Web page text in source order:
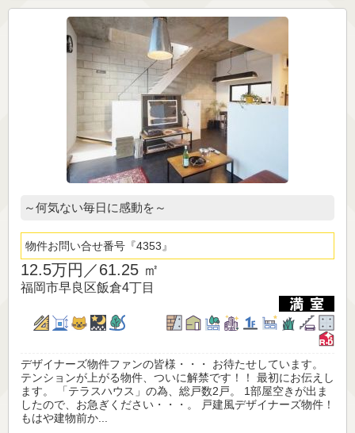
～何気ない毎日に感動を～
物件お問い合せ番号 4353
12.5万円／61.25 ㎡
福岡市早良区飯倉4丁目
デザイナーズ物件ファンの皆様・・・ お待たせしています。
テンションが上がる物件、ついに解禁です！！ 最初にお伝えし
ます。 「テラスハウス」の為、総戸数2戸。 1部屋空きが出ま
したので、お急ぎください・・・。 戸建風デザイナーズ物件！
もはや建物前か...